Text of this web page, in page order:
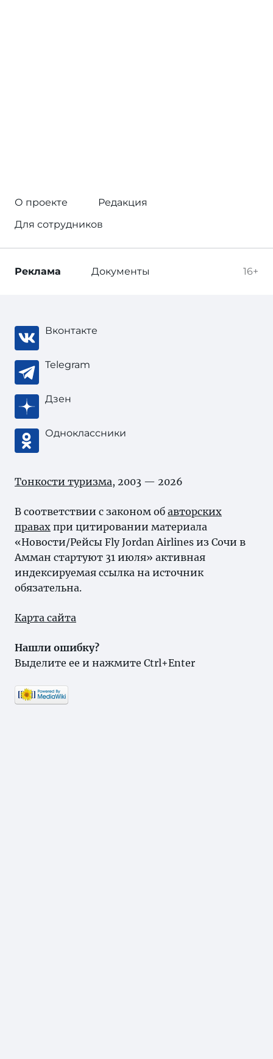
О проекте
Редакция
Для сотрудников
16+
Реклама Документы
Вконтакте
Telegram
Дзен
Одноклассники
Тонкости туризма, 2003 — 2026
В соответствии с законом об авторских
правах при цитировании материала
«Новости/Рейсы Fly Jordan Airlines из Сочи в
Амман стартуют 31 июля» активная
индексируемая ссылка на источник
обязательна.
Карта сайта
Нашли ошибку?
Выделите ее и нажмите Ctrl+Enter